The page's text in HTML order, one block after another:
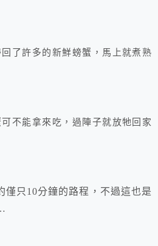
了許多的新鮮螃蟹，馬上就煮熟
不能拿來吃，過陣子就放牠回家
僅只10分鐘的路程，不過這也是